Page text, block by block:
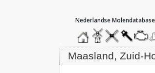
hoofdmenu
homemolendatabase
Molen
Maasland, Zuid-